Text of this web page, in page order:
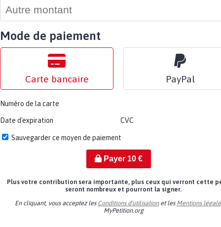
Mode de paiement
Carte bancaire PayPal
Numéro de la carte
Date d'expiration CVC
Sauvegarder ce moyen de paiement
Payer 10€
Plus votre contribution sera importante, plus ceux qui verront cette
seront nombreux et pourront la signer.
En cliquant, vous acceptez les Conditions d'utilisationet les Mentions
MyPetition.org